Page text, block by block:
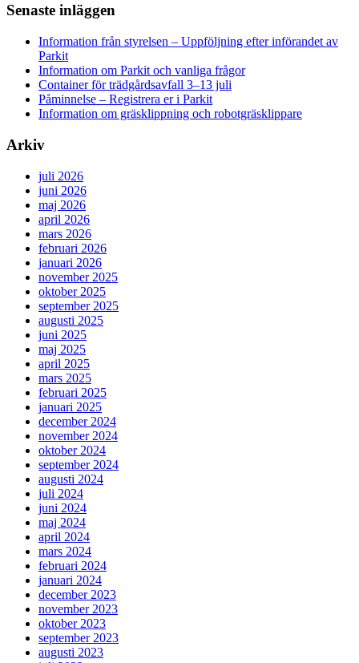
Senaste inläggen
Information från styrelsen – Uppföljning efter införandet av
Parkit
Information om Parkit och vanliga frågor
Container för trädgårdsavfall 3–13 juli
Påminnelse – Registrera er i Parkit
Information om gräsklippning och robotgräsklippare
Arkiv
juli 2026
juni 2026
maj 2026
april 2026
mars 2026
februari 2026
januari 2026
november 2025
oktober 2025
september 2025
augusti 2025
juni 2025
maj 2025
april 2025
mars 2025
februari 2025
januari 2025
december 2024
november 2024
oktober 2024
september 2024
augusti 2024
juli 2024
juni 2024
maj 2024
april 2024
mars 2024
februari 2024
januari 2024
december 2023
november 2023
oktober 2023
september 2023
augusti 2023